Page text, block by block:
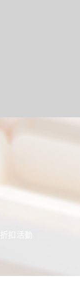
扣活動